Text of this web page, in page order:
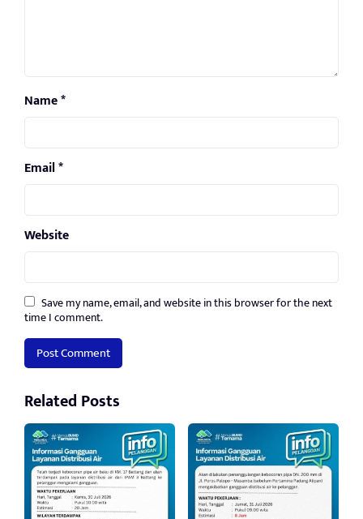
Name*
Email*
Website
Save my name, email, and website in this browser for the next
time I comment.
Related Posts